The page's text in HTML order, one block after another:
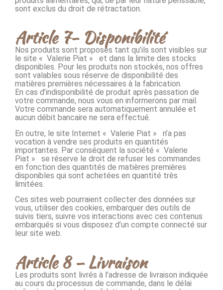
sont exclus du droit de rétractation.
Article 7- Disponibilité
Nos produits sont proposés tant qu’ils sont visibles sur
le site « Valerie Piat » et dans la limite des stocks
disponibles. Pour les produits non stockés, nos offres
sont valables sous réserve de disponibilité des
matières premières nécessaires à la fabrication.
En cas d’indisponibilité de produit après passation de
votre commande, nous vous en informerons par mail.
Votre commande sera automatiquement annulée et
aucun débit bancaire ne sera effectué.
En outre, le site Internet « Valerie Piat » n’a pas
vocation à vendre ses produits en quantités
importantes. Par conséquent la société « Valerie
Piat » se réserve le droit de refuser les commandes
en fonction des quantités de matières premières
disponibles qui sont achetées en quantité très
limitées.
Ces sites web pourraient collecter des données sur
vous, utiliser des cookies, embarquer des outils de
suivis tiers, suivre vos interactions avec ces contenus
embarqués si vous disposez d’un compte connecté sur
leur site web.
Article 8 – Livraison
Les produits sont livrés à l’adresse de livraison indiquée
au cours du processus de commande, dans le délai